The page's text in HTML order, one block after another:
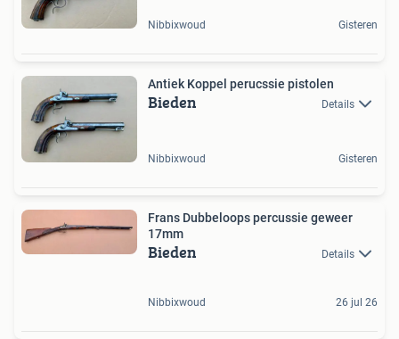
Nibbixwoud Gisteren
Antiek Koppel perucssie pistolen
Bieden Details
Nibbixwoud Gisteren
Frans Dubbeloops percussie geweer
17mm
Bieden Details
Nibbixwoud 26 jul 26